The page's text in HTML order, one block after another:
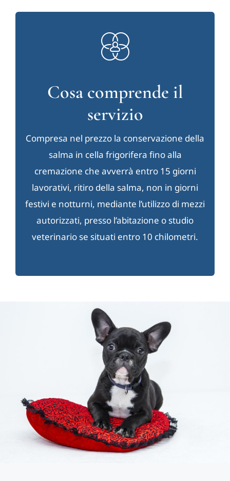
Cosa comprende il
servizio
Compresa nel prezzo la conservazione della
salma in cella frigorifera fino alla
cremazione che avverrà entro 15 giorni
lavorativi, ritiro della salma, non in giorni
festivi e notturni, mediante l’utilizzo di mezzi
autorizzati, presso l’abitazione o studio
veterinario se situati entro 10 chilometri.